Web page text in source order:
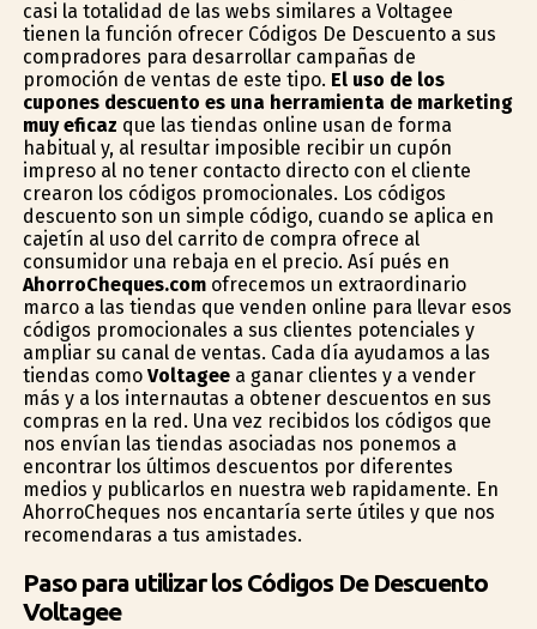
casi la totalidad de las webs similares a Voltagee
tienen la función ofrecer Códigos De Descuento a sus
compradores para desarrollar campañas de
promoción de ventas de este tipo. El uso de los
cupones descuento es una herramienta de marketing
muy eficaz que las tiendas online usan de forma
habitual y, al resultar imposible recibir un cupón
impreso al no tener contacto directo con el cliente
crearon los códigos promocionales. Los códigos
descuento son un simple código, cuando se aplica en
cajetín al uso del carrito de compra ofrece al
consumidor una rebaja en el precio. Así pués en
AhorroCheques.comofrecemos un extraordinario
marco a las tiendas que venden online para llevar esos
códigos promocionales a sus clientes potenciales y
ampliar su canal de ventas. Cada día ayudamos a las
tiendas como Voltageea ganar clientes y a vender
más y a los internautas a obtener descuentos en sus
compras en la red. Una vez recibidos los códigos que
nos envían las tiendas asociadas nos ponemos a
encontrar los últimos descuentos por diferentes
medios y publicarlos en nuestra web rapidamente. En
AhorroCheques nos encantaría serte útiles y que nos
recomendaras a tus amistades.
Paso para utilizar los Códigos De Descuento
Voltagee